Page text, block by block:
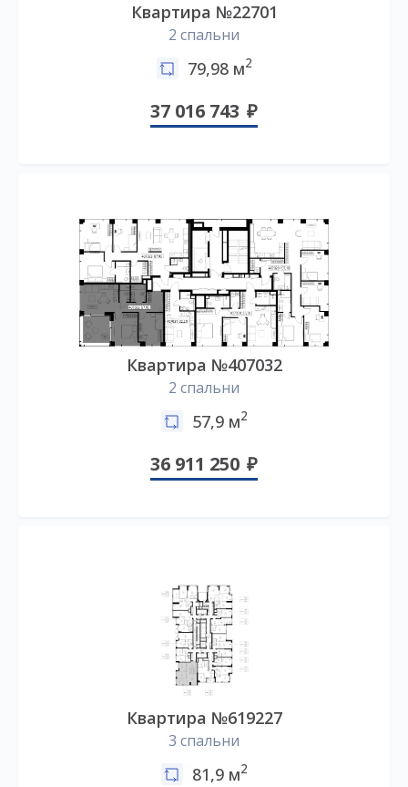
Квартира №22701
2 спальни
79,98 м2
37 016 743
Квартира №407032
2 спальни
57,9 м2
36 911 250
Квартира №619227
3 спальни
81,9 м2